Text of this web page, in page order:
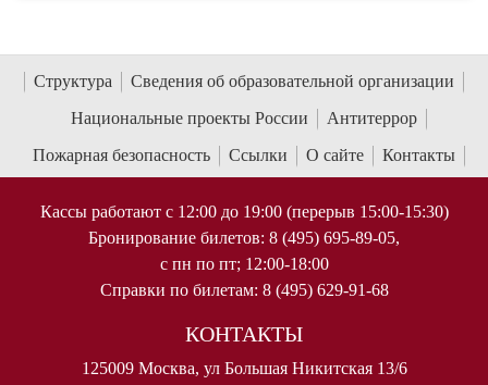
Структура
Сведения об образовательной организации
Национальные проекты России
Антитеррор
Пожарная безопасность
Ссылки О сайте Контакты
Кассы работают с 12:00 до 19:00 (перерыв 15:00-15:30)
Бронирование билетов: 8 (495) 695-89-05,
с пн по пт; 12:00-18:00
Справки по билетам: 8 (495) 629-91-68
КОНТАКТЫ
125009 Москва, ул Большая Никитская 13/6